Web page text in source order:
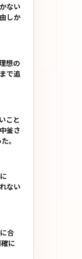
ない
しか
想の
で追
こと
釜さ
。
ない
合
に